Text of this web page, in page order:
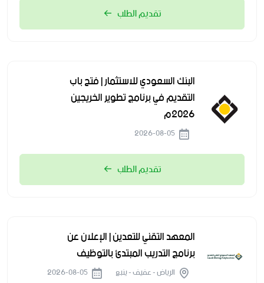
تقديم الطلب
البنك السعودي للاستثمار | فتح باب
التقديم في برنامج تطوير الخريجين
2026م
تقديم الطلب
المعهد التقني للتعدين | الإعلان عن
برنامج التدريب المبتدئ بالتوظيف
الرياض - عفيف - ينبع